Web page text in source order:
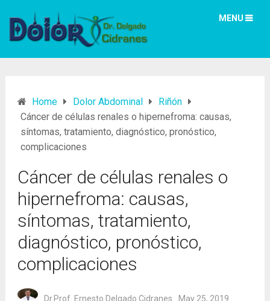
MENU
Home Dolor Abdominal
Riñón
Cáncer de células renales o hipernefroma: causas,
síntomas, tratamiento, diagnóstico, pronóstico,
complicaciones
Cáncer de células renales o
hipernefroma: causas,
síntomas, tratamiento,
diagnóstico, pronóstico,
complicaciones
Dr.Prof. Ernesto Delgado Cidranes May 25, 2019